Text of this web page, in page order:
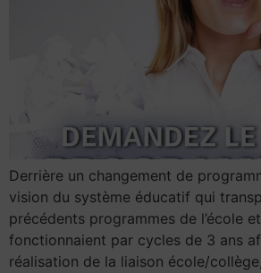
Derrière un changement de
vision du système éducatif qui
précédents programmes de l’école
fonctionnaient par cycles de 3 ans
réalisation de la liaison école/